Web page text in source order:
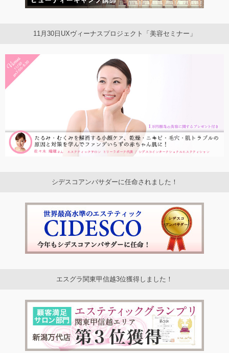
11月30日UXヴィーナスプロジェクト「美容セミナー」
シデスコアンバサダーに任命されました！
エスグラ関東甲信越3位獲得しました！